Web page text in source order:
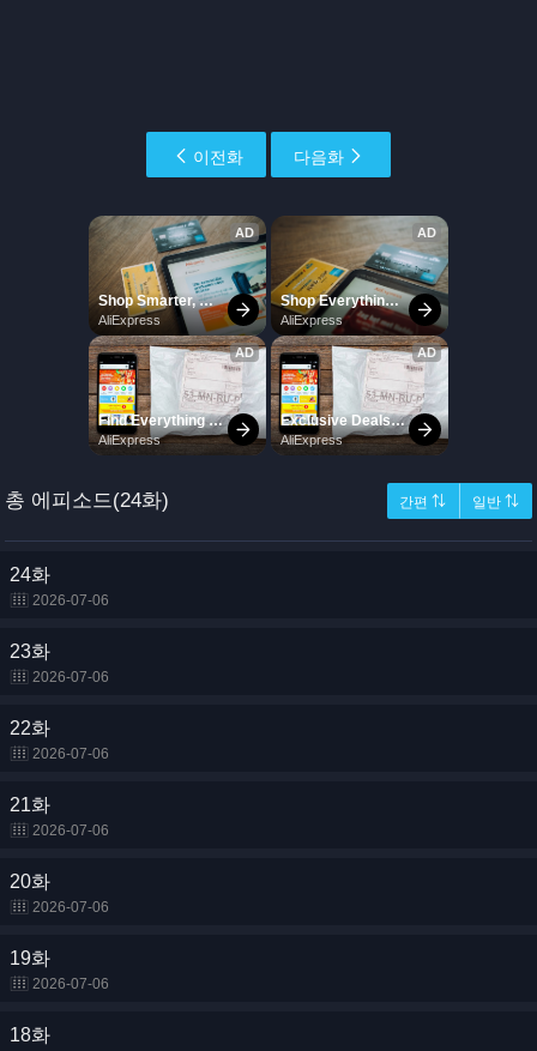
이전화 다음화
총 에피소드(24화) 간편 ⇅ 일반 ⇅
24화
2026-07-06
23화
2026-07-06
22화
2026-07-06
21화
2026-07-06
20화
2026-07-06
19화
2026-07-06
18화